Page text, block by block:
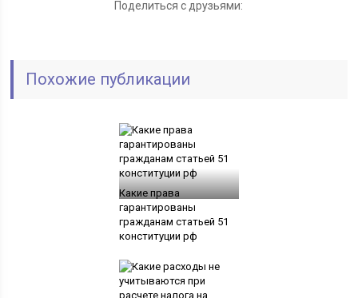
Поделиться с друзьями:
Похожие публикации
Какие права
гарантированы
гражданам статьей 51
конституции рф